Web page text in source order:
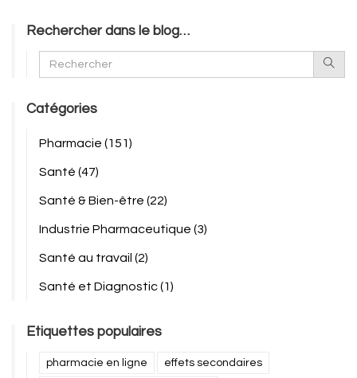
Rechercher dans le blog…
Catégories
Pharmacie (151)
Santé (47)
Santé & Bien-être (22)
Industrie Pharmaceutique (3)
Santé au travail (2)
Santé et Diagnostic(1)
Etiquettes populaires
pharmacie en ligne effets secondaires